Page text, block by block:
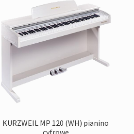
KURZWEIL MP 120 (WH) pianino
cyfrowe